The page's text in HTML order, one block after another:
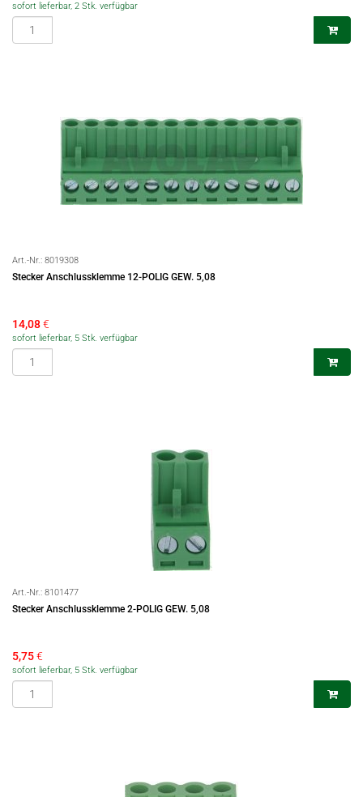
sofort lieferbar, 2 Stk. verfügbar
Art.-Nr.: 8019308
Stecker Anschlussklemme 12-POLIG GEW. 5,08
14,08€
sofort lieferbar, 5 Stk. verfügbar
Art.-Nr.: 8101477
Stecker Anschlussklemme 2-POLIG GEW. 5,08
5,75€
sofort lieferbar, 5 Stk. verfügbar